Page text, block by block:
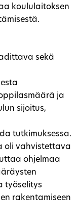
koululaitoksen
sekä
ja
sijoitus,
tutkimuksessa.
oli vahvistettava
ohjelmaa
työselitys
rakentamiseen